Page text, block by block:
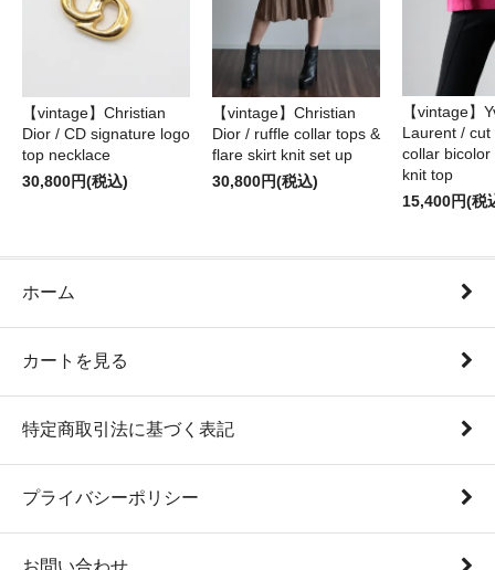
【vintage】Christian
Dior / CD signature logo
top necklace
30,800円(税込)
【vintage】Christian
Dior / ruffle collar tops &
flare skirt knit set up
30,800円(税込)
【vintage】
Laurent / cut
collar bicolor
knit top
15,400円(税
ホーム
カートを見る
特定商取引法に基づく表記
プライバシーポリシー
お問い合わせ